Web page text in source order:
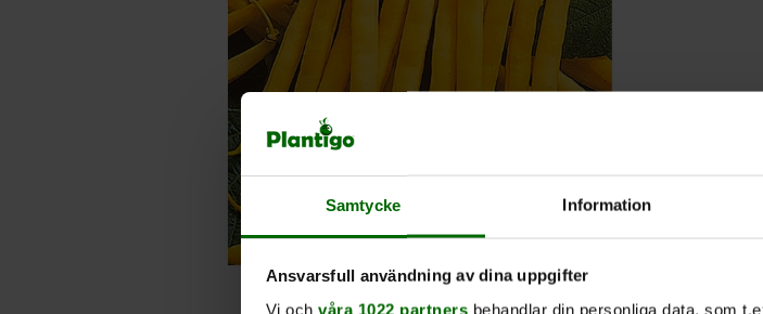
Samtycke Information
Ansvarsfull användning av dina uppgifter
Vi och våra 1022 partners behandlar din personliga data, som